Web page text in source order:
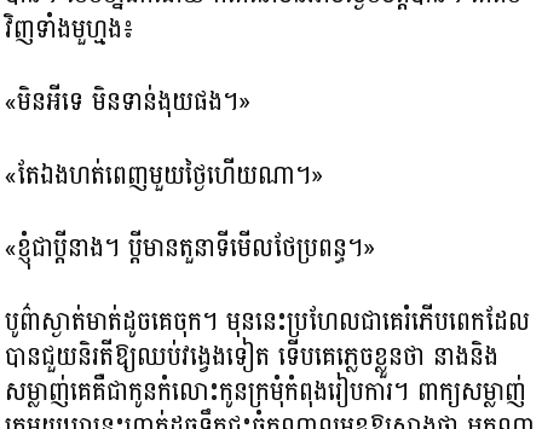
វិញទាំងមួហ្មង៖
«មិនអីទេ មិនទាន់ងុយផង។»
«តែឯងហត់ពេញមួយថ្ងៃហើយណា។»
«ខ្ញុំជាប្តីនាង។ ប្តីមានតួនាទីមើលថែប្រពន្ធ។»
បូព៌ាស្ងាត់មាត់ដូចគេចុក។ មុននេះប្រហែលជាគេរំភើបពេកដែល
បានជួយនិរតីឱ្យឈប់វង្វេងទៀត ទើបគេភ្លេចខ្លួនថា នាងនិង
សម្លាញ់គេគឺជាកូនកំលោះកូនក្រមុំកំពុងរៀបការ។ ពាក្យសម្លាញ់